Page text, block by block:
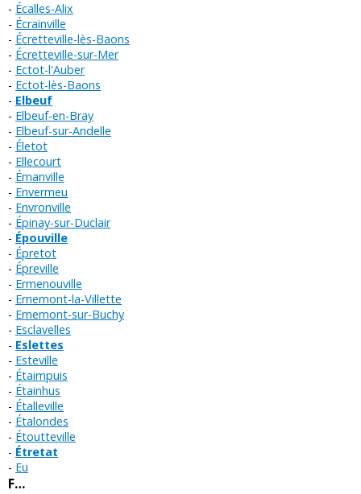
Écalles-Alix
Écrainville
Écretteville-lès-Baons
Écretteville-sur-Mer
Ectot-l'Auber
Ectot-lès-Baons
Elbeuf
Elbeuf-en-Bray
Elbeuf-sur-Andelle
Életot
Ellecourt
Émanville
Envermeu
Envronville
Épinay-sur-Duclair
Épouville
Épretot
Épreville
Ermenouville
Ernemont-la-Villette
Ernemont-sur-Buchy
Esclavelles
Eslettes
Esteville
Étaimpuis
Étainhus
Étalleville
Étalondes
Étoutteville
Étretat
Eu
F…